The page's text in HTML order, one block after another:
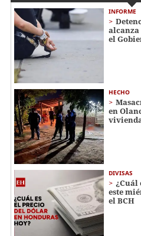
INFORME
el
HECHO
en
DIVISAS
¿Cuál
este
el BCH